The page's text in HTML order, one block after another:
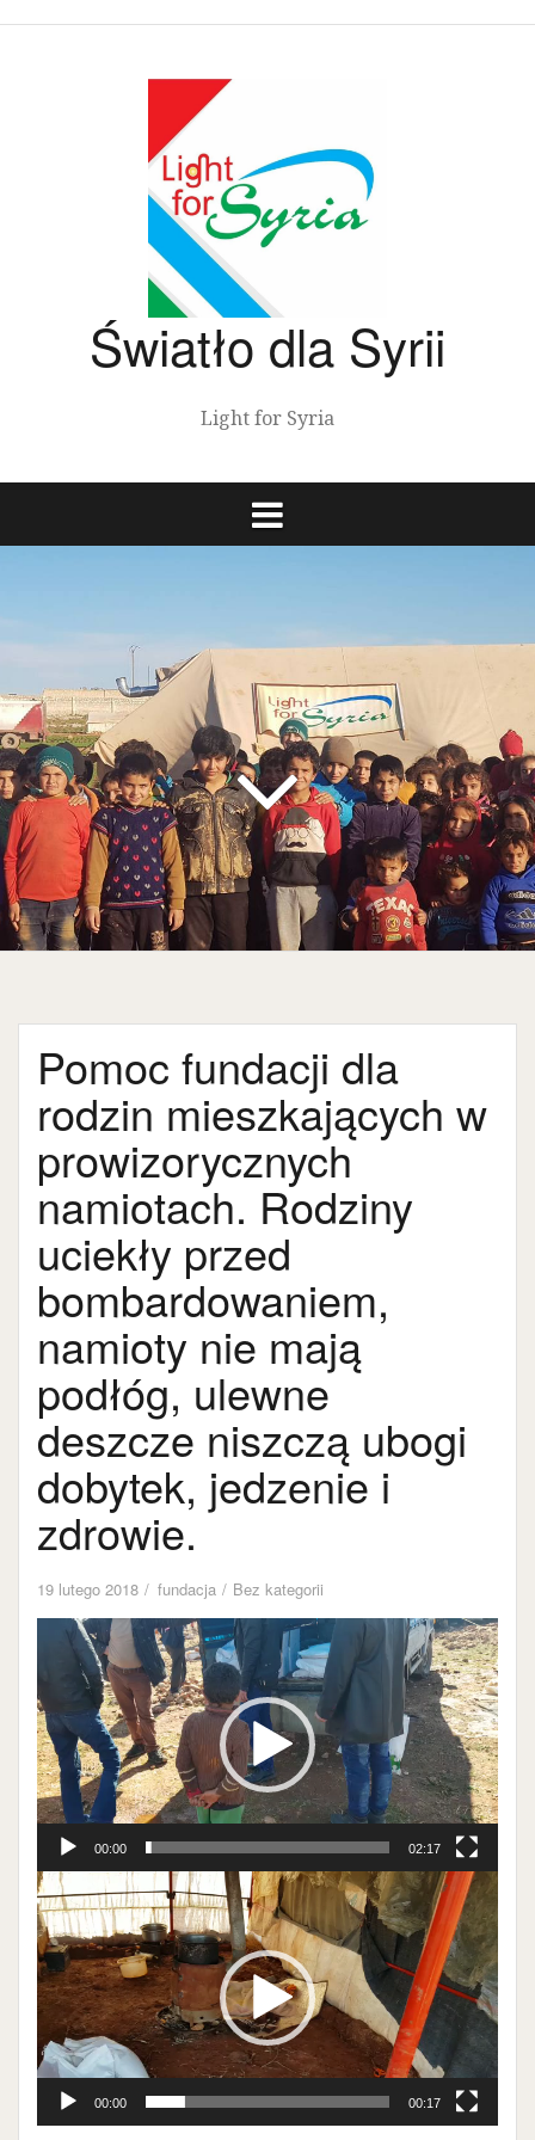
Światło dla Syrii
Light for Syria
Pomoc fundacji dla
rodzin mieszkających w
prowizorycznych
namiotach. Rodziny
uciekły przed
bombardowaniem,
namioty nie mają
podłóg, ulewne
deszcze niszczą ubogi
dobytek, jedzenie i
zdrowie.
19 lutego 2018 fundacja Bez kategorii
Odtwarzacz
video
00:00 02:17
Odtwarzacz
video
00:00 00:17